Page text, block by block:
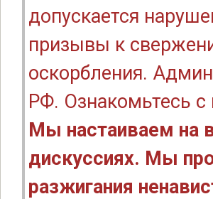
допускается
призывы к
оскорбления.
РФ. Ознакомьтесь
Мы настаиваем на
дискуссиях. Мы
разжигания